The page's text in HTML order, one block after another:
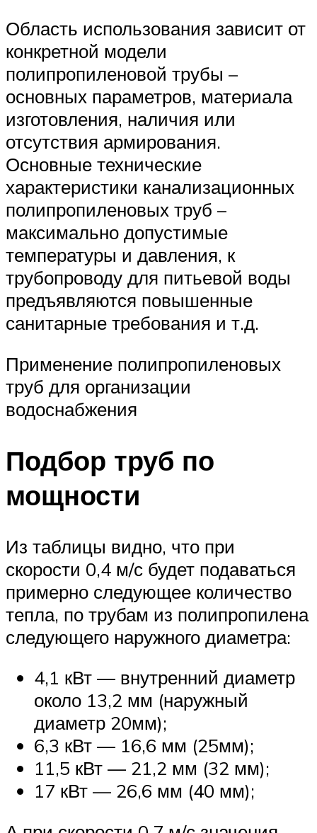
Область использования зависит от
конкретной модели
полипропиленовой трубы –
основных параметров, материала
изготовления, наличия или
отсутствия армирования.
Основные технические
характеристики канализационных
полипропиленовых труб –
максимально допустимые
температуры и давления, к
трубопроводу для питьевой воды
предъявляются повышенные
санитарные требования и т.д.
Применение полипропиленовых
труб для организации
водоснабжения
Подбор труб по
мощности
Из таблицы видно, что при
скорости 0,4 м/с будет подаваться
примерно следующее количество
тепла, по трубам из полипропилена
следующего наружного диаметра:
4,1 кВт — внутренний диаметр
около 13,2 мм (наружный
диаметр 20мм);
6,3 кВт — 16,6 мм (25мм);
11,5 кВт — 21,2 мм (32 мм);
17 кВт — 26,6 мм (40 мм);